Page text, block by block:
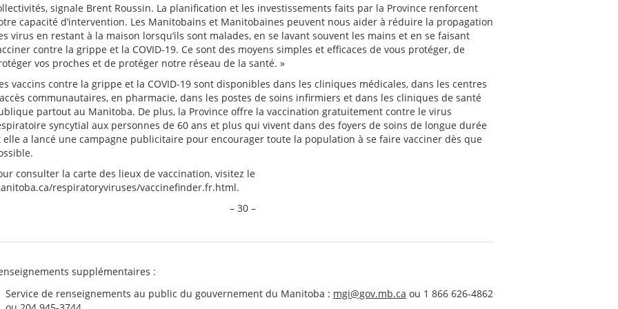
signale Brent Roussin. La planification et les investissements faits par la Province renforcent
capacité d’intervention. Les Manitobains et Manitobaines peuvent nous aider à réduire la propagation
virus en restant à la maison lorsqu’ils sont malades, en se lavant souvent les mains et en se faisant
contre la grippe et la COVID-19. Ce sont des moyens simples et efficaces de vous protéger, de
vos proches et de protéger notre réseau de la santé. »
vaccins contre la grippe et la COVID-19 sont disponibles dans les cliniques médicales, dans les centres
communautaires, en pharmacie, dans les postes de soins infirmiers et dans les cliniques de santé
partout au Manitoba. De plus, la Province offre la vaccination gratuitement contre le virus
syncytial aux personnes de 60 ans et plus qui vivent dans des foyers de soins de longue durée
elle a lancé une campagne publicitaire pour encourager toute la population à se faire vacciner dès que
consulter la carte des lieux de vaccination, visitez le
respiratoryviruses/vaccinefinder.fr.html.
– 30 –
supplémentaires :
Service de renseignements au public du gouvernement du Manitoba : mgi@gov.mb.ca ou 1 866 626-4862